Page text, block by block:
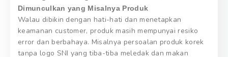
Dimunculkan yang Misalnya Produk
Walau dibikin dengan hati-hati dan menetapkan
keamanan customer, produk masih mempunyai resiko
error dan berbahaya. Misalnya persoalan produk korek
tanpa logo SNI yang tiba-tiba meledak dan makan